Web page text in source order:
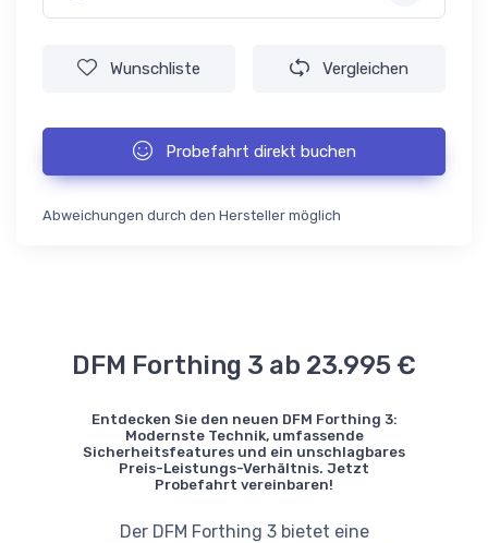
Wunschliste Vergleichen
Probefahrt direkt buchen
Abweichungen durch den Hersteller möglich
DFM Forthing 3 ab 23.995 €
Entdecken Sie den neuen DFM Forthing 3:
Modernste Technik, umfassende
Sicherheitsfeatures und ein unschlagbares
Preis-Leistungs-Verhältnis. Jetzt
Probefahrt vereinbaren!
Der DFM Forthing 3 bietet eine